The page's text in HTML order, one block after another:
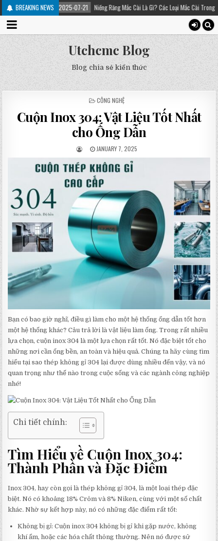
BREAKING NEWS
2025-07-21 Niềng Răng Mắc Cài Là Gì? Các Loại Mắc Cài Trong Niềng Răng –
Utchcmc Blog
Blog chia sẻ kiến thức
POSTED
CÔNG NGHỆ
Cuộn Inox 304: Vật Liệu Tốt Nhất
cho Ống Dẫn
JANUARY 7, 2025
Bạn có bao giờ nghĩ, điều gì làm cho một hệ thống ống dẫn tốt hơn
một hệ thống khác? Câu trả lời là vật liệu làm ống. Trong rất nhiều
lựa chọn, cuộn inox 304 là một lựa chọn rất tốt. Nó đặc biệt tốt cho
những nơi cần ống bền, an toàn và hiệu quả. Chúng ta hãy cùng tìm
hiểu tại sao thép không gỉ 304 lại được dùng nhiều đến vậy, và nó
quan trọng như thế nào trong cuộc sống và các ngành công nghiệp
nhé!
Chi tiết chính:
Tìm Hiểu về Cuộn Inox 304:
Thành Phần và Đặc Điểm
Inox 304, hay còn gọi là thép không gỉ 304, là một loại thép đặc
biệt. Nó có khoảng 18% Crôm và 8% Niken, cùng với một số chất
khác. Nhờ sự kết hợp này, nó có những đặc điểm rất tốt:
Không bị gỉ: Cuộn inox 304 không bị gỉ khi gặp nước, không
khí ẩm, hoặc các hóa chất thông thường. Nên nó được sử